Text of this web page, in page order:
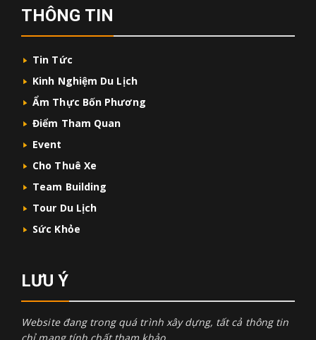
THÔNG TIN
Tin Tức
Kinh Nghiệm Du Lịch
Ẩm Thực Bốn Phương
Điểm Tham Quan
Event
Cho Thuê Xe
Team Building
Tour Du Lịch
Sức Khỏe
LƯU Ý
Website đang trong quá trình xây dựng, tất cả thông tin